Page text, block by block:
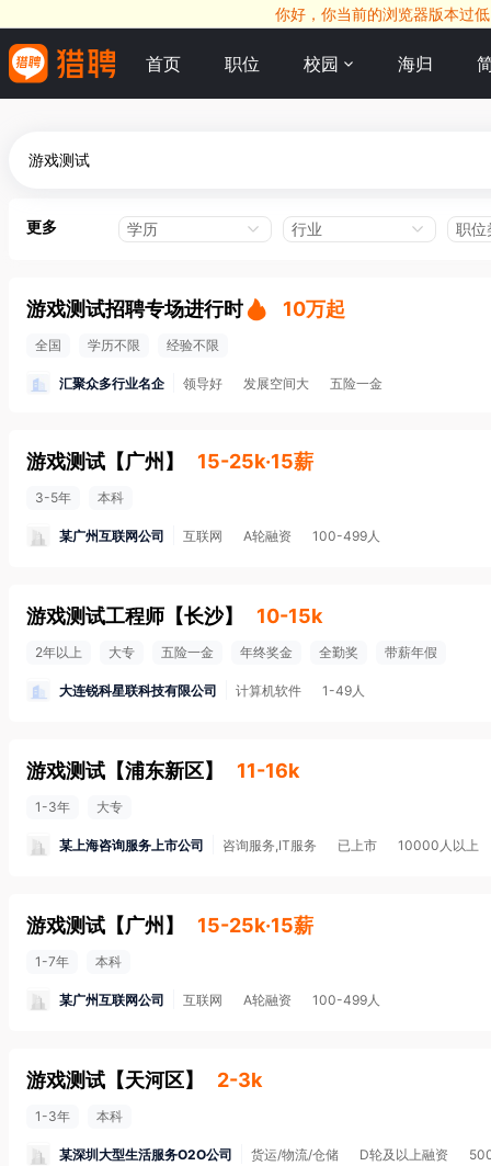
你好，你当前的浏览器版本过
首页 职位 校园 海归
更多 学历 行业 职位
游戏测试招聘专场进行时 10万起
全国 学历不限 经验不限
汇聚众多行业名企 领导好 发展空间大 五险一金
游戏测试 【广州 】 15-25k·15薪
3-5年 本科
某广州互联网公司 互联网 A轮融资 100-499人
游戏测试工程师 【长沙】 10-15k
2年以上 大专 五险一金 年终奖金 全勤奖 带薪年假
大连锐科星联科技有限公司 计算机软件 1-49人
游戏测试 【浦东新区】 11-16k
1-3年 大专
某上海咨询服务上市公司 咨询服务,IT服务 已上市 10000人以上
游戏测试 【广州 】 15-25k·15薪
1-7年 本科
某广州互联网公司 互联网 A轮融资 100-499人
游戏测试 【天河区】 2-3k
1-3年 本科
某深圳大型生活服务O2O公司 货运/物流/仓储 D轮及以上融资